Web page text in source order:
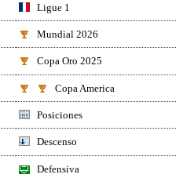
Ligue 1
Mundial 2026
Copa Oro 2025
Copa America
Posiciones
Descenso
Defensiva